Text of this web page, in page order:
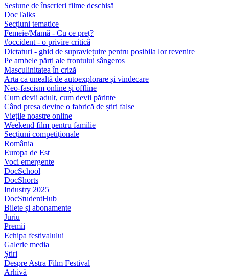
Sesiune de înscrieri filme deschisă
DocTalks
Secțiuni tematice
Femeie/Mamă - Cu ce preț?
#occident - o privire critică
Dictaturi - ghid de supraviețuire pentru posibila lor revenire
Pe ambele părți ale frontului sângeros
Masculinitatea în criză
Arta ca unealtă de autoexplorare și vindecare
Neo-fascism online și offline
Cum devii adult, cum devii părinte
Când presa devine o fabrică de știri false
Viețile noastre online
Weekend film pentru familie
Secțiuni competiționale
România
Europa de Est
Voci emergente
DocSchool
DocShorts
Industry 2025
DocStudentHub
Bilete și abonamente
Juriu
Premii
Echipa festivalului
Galerie media
Știri
Despre Astra Film Festival
Arhivă